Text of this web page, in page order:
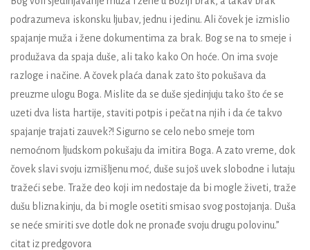
podrazumeva iskonsku ljubav, jednu i jedinu. Ali čovek je izmislio
spajanje muža i žene dokumentima za brak. Bog se na to smeje i
produžava da spaja duše, ali tako kako On hoće. On ima svoje
razloge i načine. A čovek plaća danak zato što pokušava da
preuzme ulogu Boga. Mislite da se duše sjedinjuju tako što će se
uzeti dva lista hartije, staviti potpis i pečat na njih i da će takvo
spajanje trajati zauvek?! Sigurno se celo nebo smeje tom
nemoćnom ljudskom pokušaju da imitira Boga. A zato vreme, dok
čovek slavi svoju izmišljenu moć, duše su još uvek slobodne i lutaju
tražeći sebe. Traže deo koji im nedostaje da bi mogle živeti, traže
dušu bliznakinju, da bi mogle osetiti smisao svog postojanja. Duša
se neće smiriti sve dotle dok ne pronađe svoju drugu polovinu.”
citat iz predgovora